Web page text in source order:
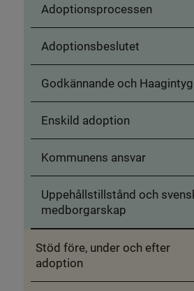
Adoptionsprocessen
Adoptionsbeslutet
Godkännande och Haagintyg
Enskild adoption
Kommunens ansvar
Uppehållstillstånd och
medborgarskap
Stöd före, under och efter
adoption